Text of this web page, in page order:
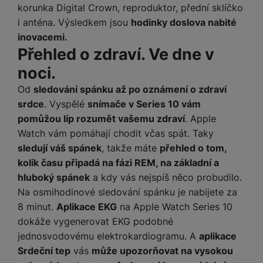
m
e
č
y
v
e
c
k
a
bl
e
t
ů
m
S
I
M
k
a
e
M
ši
o
dl
o
ž
k
y
o
d
m
y
š
T
a
b
t
y
S
u
n
e
č
n
í
c
n
B
e
d
t
o
v
é
n
a
íj
e
č
k
y
N
P
ř
í
l
š
e
t
v
í
p
r
o
p
p
l
bi
ln
t
el
f
o
n
y
P
ří
s
l
u
e
n
s
korunka Digital Crown, reproduktor, přední sklíčko
i anténa. Výsledkem jsou hodinky doslova nabité
inovacemi.
Přehled o zdraví. Ve dne v
noci.
Od sledování spánku až po oznámení o zdraví
srdce. Vyspělé snímače v Series 10 vám
pomůžou líp rozumět vašemu zdraví. Apple
Watch vám pomáhají chodit včas spát. Taky
sledují váš spánek, takže máte přehled o tom,
kolik času připadá na fázi REM, na základní a
hluboký spánek a kdy vás nejspíš něco probudilo.
Na osmihodinové sledování spánku je nabijete za
8 minut. Aplikace EKG na Apple Watch Series 10
dokáže vygenerovat EKG podobné
jednosvodovému elektrokardiogramu. A aplikace
Srdeční tep vás může upozorňovat na vysokou